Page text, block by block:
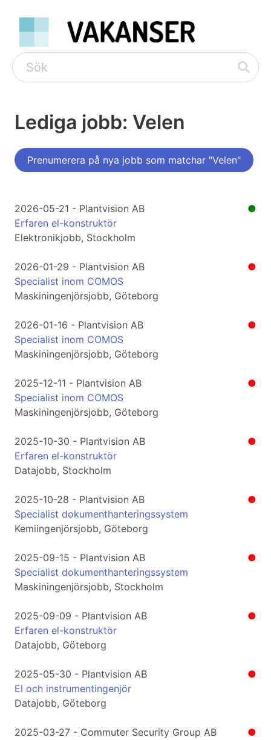
Lediga jobb: Velen
Prenumerera på nya jobb som matchar "Velen"
●
2026-05-21 - Plantvision AB
Erfaren el-konstruktör
Elektronikjobb, Stockholm
●
2026-01-29 - Plantvision AB
Specialist inom COMOS
Maskiningenjörsjobb, Göteborg
●
2026-01-16 - Plantvision AB
Specialist inom COMOS
Maskiningenjörsjobb, Göteborg
●
2025-12-11 - Plantvision AB
Specialist inom COMOS
Maskiningenjörsjobb, Göteborg
●
2025-10-30 - Plantvision AB
Erfaren el-konstruktör
Datajobb, Stockholm
●
2025-10-28 - Plantvision AB
Specialist dokumenthanteringssystem
Kemiingenjörsjobb, Göteborg
●
2025-09-15 - Plantvision AB
Specialist dokumenthanteringssystem
Maskiningenjörsjobb, Stockholm
●
2025-09-09 - Plantvision AB
Erfaren el-konstruktör
Datajobb, Göteborg
●
2025-05-30 - Plantvision AB
El och instrumentingenjör
Datajobb, Göteborg
●
2025-03-27 - Commuter Security Group AB